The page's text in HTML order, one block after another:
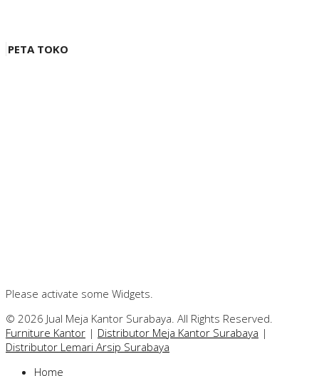
PETA TOKO
Please activate some Widgets.
© 2026 Jual Meja Kantor Surabaya. All Rights Reserved.
Furniture Kantor | Distributor Meja Kantor Surabaya |
Distributor Lemari Arsip Surabaya
Home